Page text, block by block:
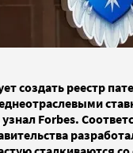
создать реестр
Forbes.